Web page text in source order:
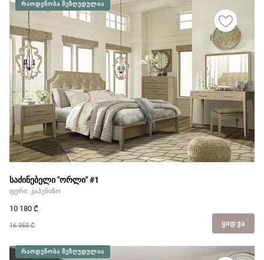
ᲠᲐᲝᲓᲔᲜᲝᲑᲐ ᲨᲔᲖᲦᲣᲓᲣᲚᲘᲐ
საძინებელი "ორლი" #1
ფერი: კაპუჩინო
16 968 ₾
10 180 ₾
ᲧᲘᲓᲕᲐ
ᲠᲐᲝᲓᲔᲜᲝᲑᲐ ᲨᲔᲖᲦᲣᲓᲣᲚᲘᲐ